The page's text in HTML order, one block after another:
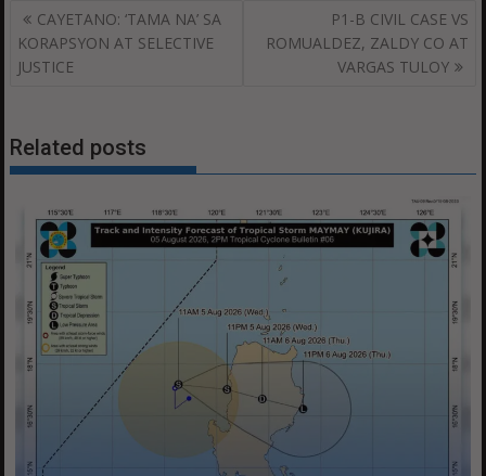
Post
navigation
CAYETANO: ‘TAMA NA’ SA
KORAPSYON AT SELECTIVE
JUSTICE
P1-B CIVIL CASE VS
ROMUALDEZ, ZALDY CO AT
VARGAS TULOY
Related posts